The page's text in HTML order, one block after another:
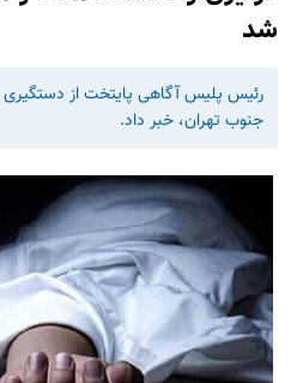
شد
رئیس پلیس آگاهی پایتخت از
جنوب تهران، خبر داد.